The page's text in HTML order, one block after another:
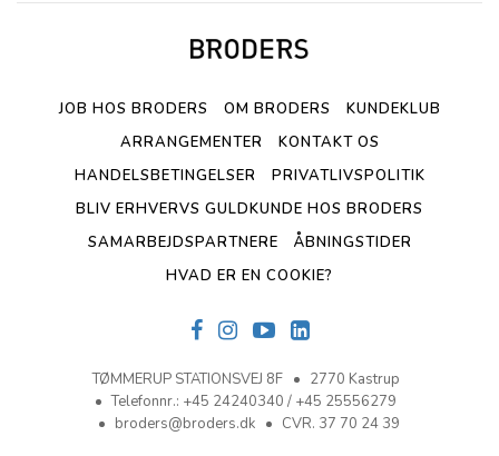
JOB HOS BRODERS OM BRODERS
KUNDEKLUB
ARRANGEMENTER
KONTAKT OS
HANDELSBETINGELSER
PRIVATLIVSPOLITIK
BLIV ERHVERVS GULDKUNDE HOS BRODERS
SAMARBEJDSPARTNERE
ÅBNINGSTIDER
HVAD ER EN COOKIE?
TØMMERUP STATIONSVEJ 8F
2770 Kastrup
Telefonnr.: +45 24240340 / +45 25556279
broders@broders.dk
CVR. 37 70 24 39